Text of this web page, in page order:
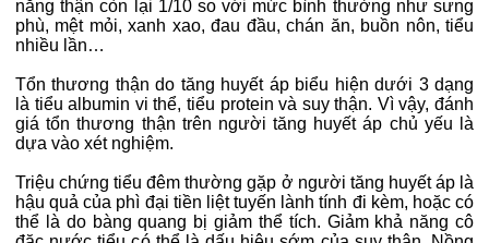
năng thận còn lại 1/10 so với mức bình thường như sưng
phù, mệt mỏi, xanh xao, đau đầu, chán ăn, buồn nôn, tiểu
nhiều lần…
Tổn thương thận do tăng huyết áp biểu hiện dưới 3 dạng
là tiểu albumin vi thể, tiểu protein và suy thận. Vì vậy, đánh
giá tổn thương thận trên người tăng huyết áp chủ yếu là
dựa vào xét nghiệm.
Triệu chứng tiểu đêm thường gặp ở người tăng huyết áp là
hậu quả của phì đại tiền liệt tuyến lành tính đi kèm, hoặc có
thể là do bàng quang bị giảm thể tích. Giảm khả năng cô